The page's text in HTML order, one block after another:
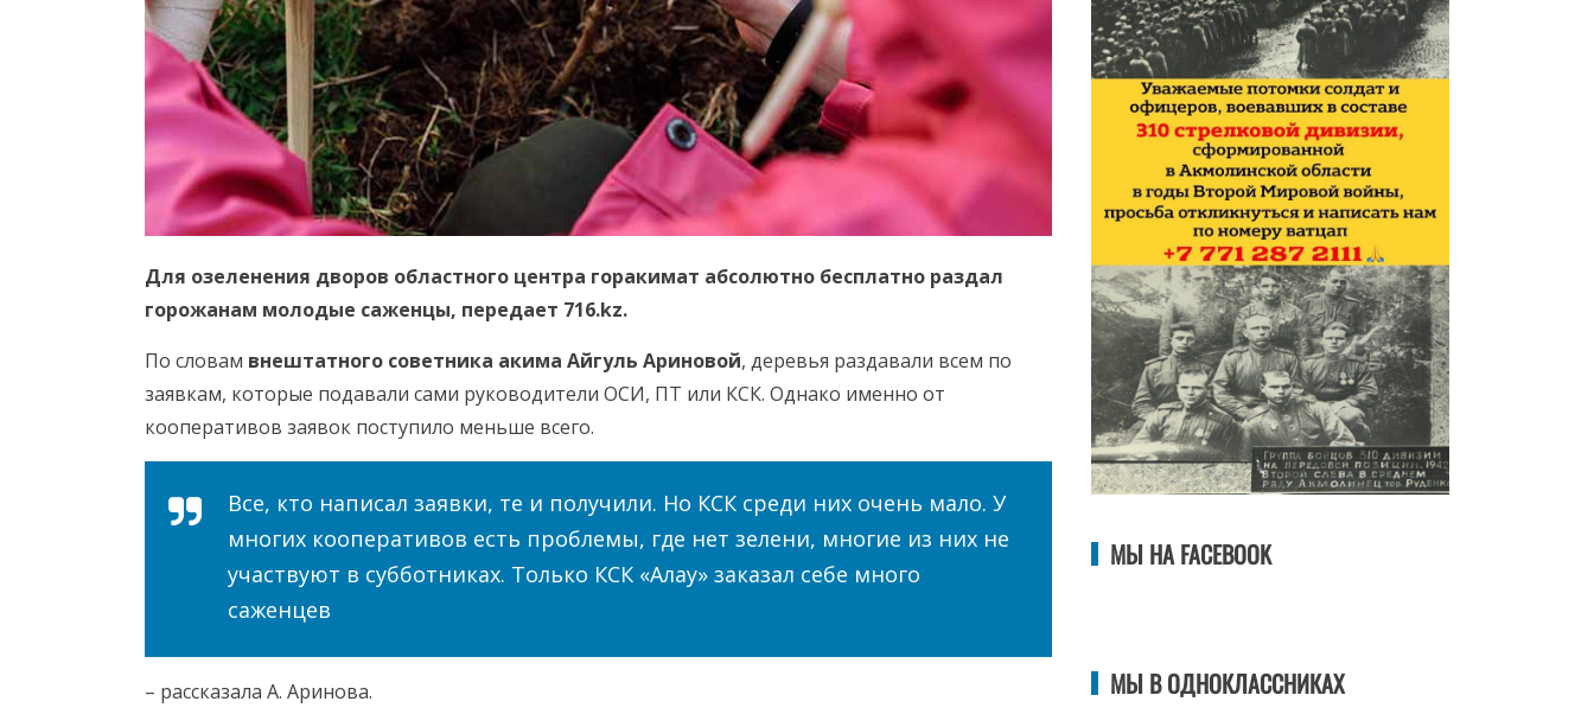
Для озеленения дворов областного центра горакимат абсолютно бесплатно раздал
горожанам молодые саженцы, передает 716.kz.
По словам внештатного советника акима Айгуль Ариновой, деревья раздавали всем по
заявкам, которые подавали сами руководители ОСИ, ПТ или КСК. Однако именно от
кооперативов заявок поступило меньше всего.
Все, кто написал заявки, те и получили. Но КСК среди них очень мало. У
многих кооперативов есть проблемы, где нет зелени, многие из них не
участвуют в субботниках. Только КСК «Алау» заказал себе много
саженцев
– рассказала А. Аринова.
МЫ НА FACEBOOK
МЫ В ОДНОКЛАССНИКАХ